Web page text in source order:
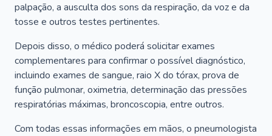
palpação, a ausculta dos sons da respiração, da voz e da
tosse e outros testes pertinentes.
Depois disso, o médico poderá solicitar exames
complementares para confirmar o possível diagnóstico,
incluindo exames de sangue, raio X do tórax, prova de
função pulmonar, oximetria, determinação das pressões
respiratórias máximas, broncoscopia, entre outros.
Com todas essas informações em mãos, o pneumologista